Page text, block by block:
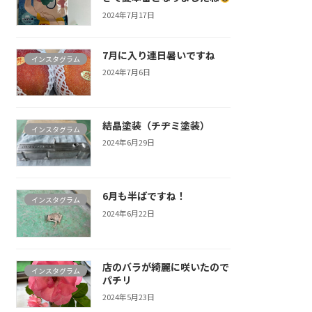
2024年7月17日
インスタグラム 7月に入り連日暑いですね
2024年7月6日
インスタグラム 結晶塗装（チヂミ塗装）
2024年6月29日
インスタグラム 6月も半ばですね！
2024年6月22日
インスタグラム
店のバラが綺麗に咲いたので
パチリ
2024年5月23日